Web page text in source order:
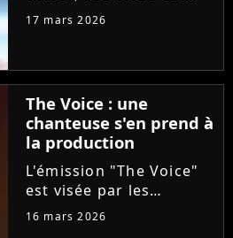
présenté aux auditions
"Animaux fragiles" de
Ycare et Zaz, le jeune
talent de 25 ans a su...
17 mars 2026
The Voice : une
chanteuse s'en prend à
la production
L'émission "The Voice"
est visée par les
critiques de la
16 mars 2026